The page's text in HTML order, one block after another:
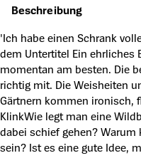
Beschreibung
'Ich habe einen Schrank
dem Untertitel Ein ehrliches
momentan am besten. Die
richtig mit. Die Weisheiten
Gärtnern kommen ironisch,
KlinkWie legt man eine
dabei schief gehen?
sein? Ist es eine gute Idee,